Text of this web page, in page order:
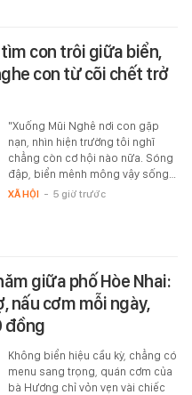
con trôi giữa biển,
con từ cõi chết trở
"Xuống Mũi Nghê nơi con gặp
nạn, nhìn hiện trường tôi nghĩ
chẳng còn cơ hội nào nữa. Sóng
đập, biển mênh mông vậy sống…
XÃ HỘI - 5 giờ trước
giữa phố Hòe Nhai:
nấu cơm mỗi ngày,
đồng
Không biển hiệu cầu kỳ, chẳng có
menu sang trọng, quán cơm của
bà Hương chỉ vỏn vẹn vài chiếc